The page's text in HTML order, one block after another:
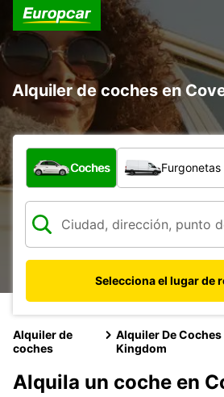
Alquiler de coches en
¿Qué tipo de vehículo?
Coches Furgonetas
Selecciona el lugar de
Alquiler de
coches
Alquiler De Coches
Kingdom
Alquila un coche en